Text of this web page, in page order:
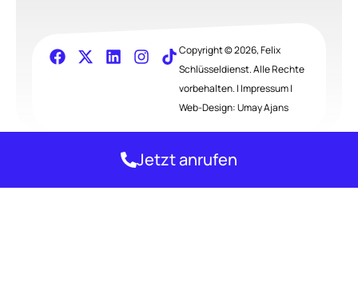
Copyright © 2026, Felix
Schlüsseldienst. Alle Rechte
vorbehalten. | Impressum|
Web-Design:Umay Ajans
Jetzt anrufen